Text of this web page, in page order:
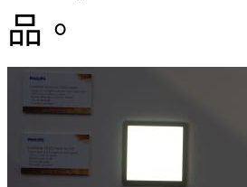
品。